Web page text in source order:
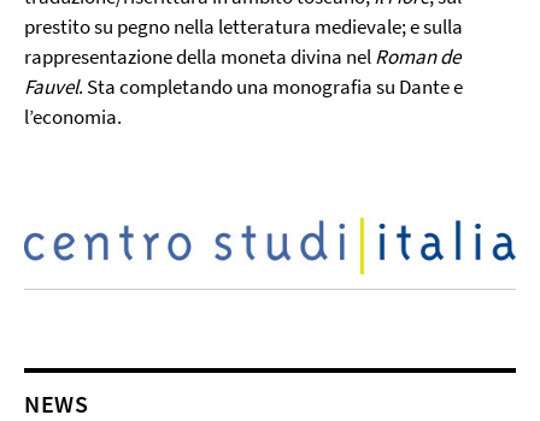
prestito su pegno nella letteratura medievale; e sulla
rappresentazione della moneta divina nelRoman de
Fauvel. Sta completando una monografia su Dante e
l’economia.
NEWS